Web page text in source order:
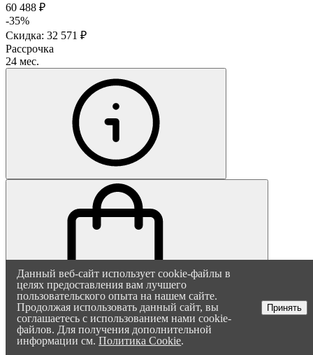
60 488 ₽
-35%
Скидка: 32 571 ₽
Рассрочка
24 мес.
Данный веб-сайт использует cookie-файлы в
целях предоставления вам лучшего
пользовательского опыта на нашем сайте.
Продолжая использовать данный сайт, вы
соглашаетесь с использованием нами cookie-
файлов. Для получения дополнительной
информации см.Политика Cookie.
Принять